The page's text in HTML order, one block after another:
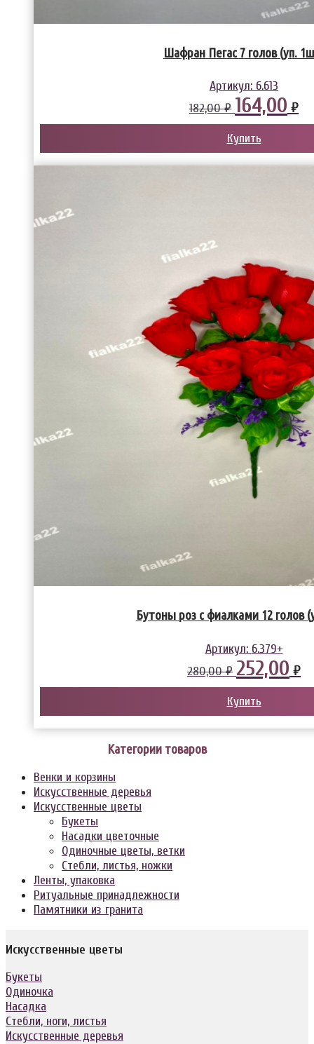
Шафран Пегас 7 голов (уп.
Артикул: 6.613
182,00 ₽ 164,00 ₽
Купить
Бутоны роз с фиалками 12 голов
Артикул: 6.379+
280,00 ₽ 252,00 ₽
Купить
Категории товаров
Венки и корзины
Искусственные деревья
Искусственные цветы
Букеты
Насадки цветочные
Одиночные цветы, ветки
Стебли, листья, ножки
Ленты, упаковка
Ритуальные принадлежности
Памятники из гранита
Искусственные цветы
Букеты
Одиночка
Насадка
Стебли, ноги, листья
Искусственные деревья